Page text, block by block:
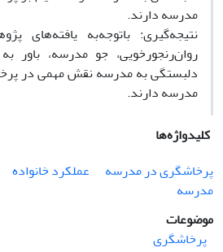
مدرسه دارند.
نتیجه‌گیری: باتوجه‌به یافته‌های
روان‌رنجورخویی، جو مدرسه، باور
دلبستگی به مدرسه نقش مهمی در
مدرسه دارند.
کلیدواژه‌ها
پرخاشگری در مدرسه
عملکرد خانواده
مدرسه
موضوعات
پرخاشگری